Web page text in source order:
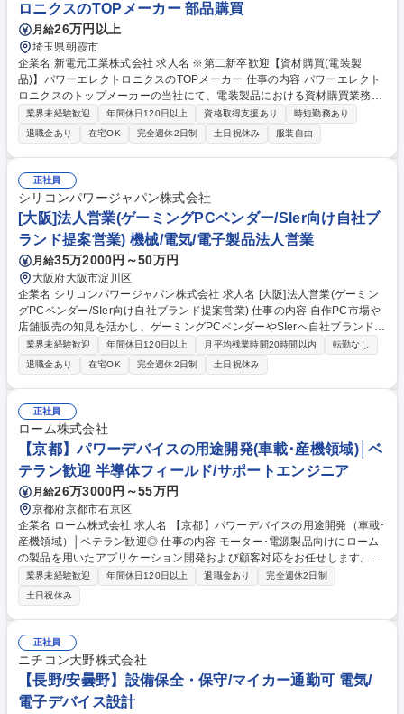
ロニクスのTOPメーカー 部品購買
月給26万円以上
埼玉県朝霞市
企業名 新電元工業株式会社 求人名 ※第二新卒歓迎【資材購買(電装製
品)】パワーエレクトロニクスのTOPメーカー 仕事の内容 パワーエレクト
ロニクスのトップメーカーの当社にて、電装製品における資材購買業務を
担当いただきます。海外における新規サプライヤー開拓など、グローバル
にチャレンジしたい方にオススメのポジションです。 【具体的にお任せす
る業務】 ■新規部品の発注先選定と価格や納期交渉及びシステムへの登録
業務■取引先からの各種申請への対応■社内部門からの依頼に対する取引先
への確認業務■国内及び海外拠点との情報共有などの連携■社内部門の手配
依頼に対する発注、納期交渉、検収業務■部品調達におけるBCP対応■購入
部品の値下げ、値上げ抑制交渉 募集職種 ※第二新卒歓迎【資材購買(電装
製品)】パワーエレクトロニクスのTOPメーカー
業界未経験歓迎 年間休日120日以上 資格取得支援あり
時短勤務あり
退職金あり
在宅OK 完全週休2日制 土日祝休み 服装自由
正社員
シリコンパワージャパン株式会社
[大阪]法人営業(ゲーミングPCベンダー/SIer向け自社ブ
ランド提案営業) 機械/電気/電子製品法人営業
月給35万2000円～50万円
大阪府大阪市淀川区
企業名 シリコンパワージャパン株式会社 求人名 [大阪]法人営業(ゲーミン
グPCベンダー/SIer向け自社ブランド提案営業) 仕事の内容 自作PC市場や
店舗販売の知見を活かし、ゲーミングPCベンダーやSIerへ自社ブランド製
品を提案。最新のパーツ動向を掴んだエモーショナルな提案で、ファン層
の拡大と新規採用獲得による売上最大化を目指します。 【職務内容】■Ga
ming PC関連の企業やBTOパソコンメーカー向けの新規開拓営業、長期的
目線でのリレーション構築■市場シェア拡大戦略の策定、実行 ■市場分析:
競合他社の製品情報、市場動向/販売価格実績に関する情報を適時更新、共
有■価格設定、在庫管理：プライス戦略策定、在庫量管理、forecast作成■
知名度拡大のためのプロモーション企画 募集職種 [大阪]法人営業(ゲーミ
ングPCベンダー/SIer向け自社ブランド提案営業)
業界未経験歓迎 年間休日120日以上 月平均残業時間20時間以内
転勤なし
退職金あり
在宅OK 完全週休2日制 土日祝休み
正社員
ローム株式会社
【京都】パワーデバイスの用途開発(車載･産機領域)│ベ
テラン歓迎 半導体フィールド/サポートエンジニア
月給26万3000円～55万円
京都府京都市右京区
企業名 ローム株式会社 求人名 【京都】パワーデバイスの用途開発（車載･
産機領域）│ベテラン歓迎◎ 仕事の内容 モーター･電源製品向けにローム
の製品を用いたアプリケーション開発および顧客対応をお任せします。プ
ロジェクトリーダーとして顧客要望を実現するためにご提案を行います。
【具体的には】 ・アプリケーション開発活動 ・技術サポート(新商品企
画、コンテンツ作成、EVK/評価ボード/リファレンスデザイン開発などを
含む） ※顧客との設計実務や評価は本社別担当が担うため、仕様設計や顧
客提案がメイン業務となります。 募集職種 【京都】パワーデバイスの用
途開発（車載･産機領域）│ベテラン歓迎◎
業界未経験歓迎 年間休日120日以上 退職金あり
完全週休2日制
土日祝休み
正社員
ニチコン大野株式会社
【長野/安曇野】設備保全・保守/マイカー通勤可 電気/
電子デバイス設計